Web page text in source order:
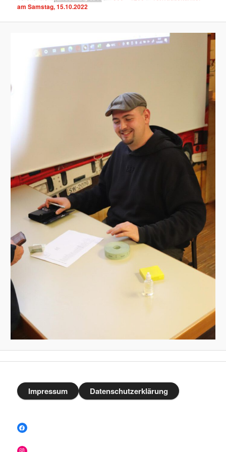
am Samstag, 15.10.2022
Impressum Datenschutzerklärung
Facebook
Instagram